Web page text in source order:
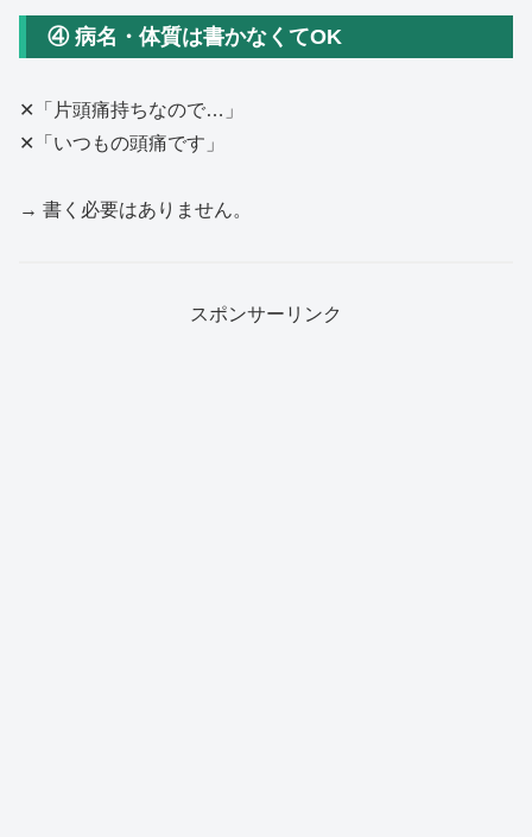
④ 病名・体質は書かなくてOK
✕「片頭痛持ちなので…」
✕「いつもの頭痛です」
→ 書く必要はありません。
スポンサーリンク